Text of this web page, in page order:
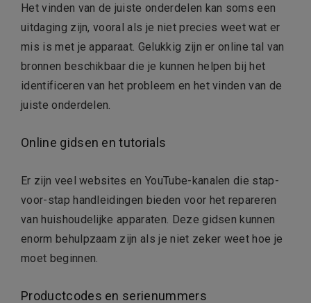
Het vinden van de juiste onderdelen kan soms een
uitdaging zijn, vooral als je niet precies weet wat er
mis is met je apparaat. Gelukkig zijn er online tal van
bronnen beschikbaar die je kunnen helpen bij het
identificeren van het probleem en het vinden van de
juiste onderdelen.
Online gidsen en tutorials
Er zijn veel websites en YouTube-kanalen die stap-
voor-stap handleidingen bieden voor het repareren
van huishoudelijke apparaten. Deze gidsen kunnen
enorm behulpzaam zijn als je niet zeker weet hoe je
moet beginnen.
Productcodes en serienummers